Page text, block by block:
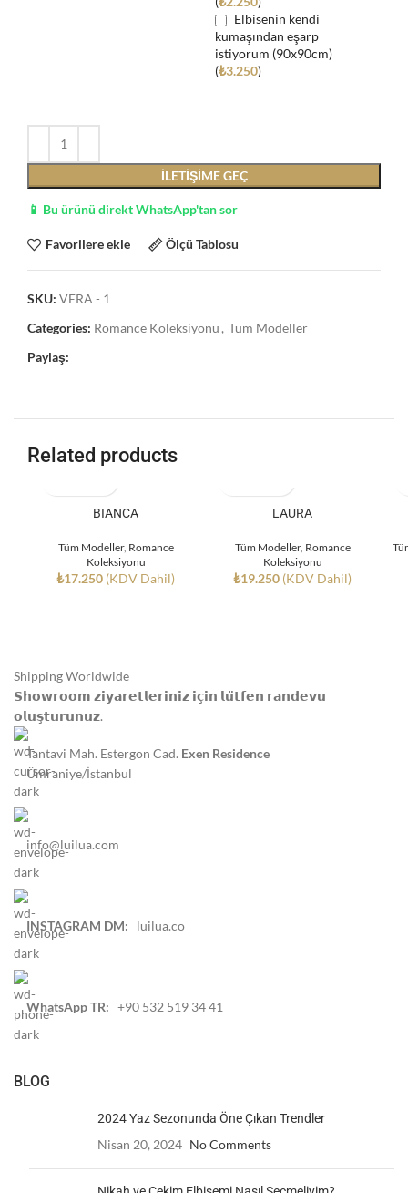
Elbisenin kendi
kumaşından eşarp
istiyorum (90x90cm)
(₺3.250)
İLETIŞIME GEÇ
📱 Bu ürünü direkt WhatsApp'tan sor
Favorilere ekle Ölçü Tablosu
SKU: VERA - 1
Categories: Romance Koleksiyonu , Tüm Modeller
Paylaş:
Related products
BIANCA
Tüm Modeller, Romance
Koleksiyonu
₺17.250 (KDV Dahil)
LAURA
Tüm Modeller, Romance
Koleksiyonu
₺19.250 (KDV Dahil)
Shipping Worldwide
𝗦𝗵𝗼𝘄𝗿𝗼𝗼𝗺 𝘇𝗶𝘆𝗮𝗿𝗲𝘁𝗹𝗲𝗿𝗶𝗻𝗶𝘇 𝗶𝗰̧𝗶𝗻 𝗹𝘂̈𝘁𝗳𝗲𝗻 𝗿𝗮𝗻𝗱𝗲𝘃𝘂
𝗼𝗹𝘂𝘀̧𝘁𝘂𝗿𝘂𝗻𝘂𝘇.
Tantavi Mah. Estergon Cad. Exen Residence
Ümraniye/İstanbul
info@luilua.com
INSTAGRAM DM: luilua.co
WhatsApp TR: +90 532 519 34 41
BLOG
2024 Yaz Sezonunda Öne Çıkan Trendler
Nisan 20, 2024 No Comments